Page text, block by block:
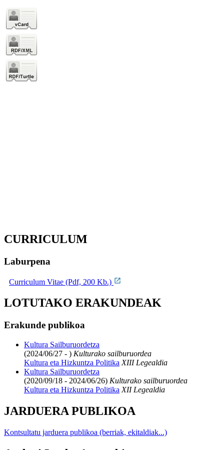
CURRICULUM
Laburpena
Curriculum Vitae (Pdf, 200 Kb.)
LOTUTAKO ERAKUNDEAK
Erakunde publikoa
Kultura Sailburuordetza
(2024/06/27 - ) Kulturako sailburuordea
Kultura eta Hizkuntza Politika XIII Legealdia
Kultura Sailburuordetza
(2020/09/18 - 2024/06/26) Kulturako sailburuordea
Kultura eta Hizkuntza Politika XII Legealdia
JARDUERA PUBLIKOA
Kontsultatu jarduera publikoa (berriak, ekitaldiak...)